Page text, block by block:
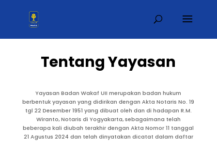
Tentang Yayasan
Yayasan Badan Wakaf UII merupakan badan hukum
berbentuk yayasan yang didirikan dengan Akta Notaris No. 19
tgl 22 Desember 1951 yang dibuat oleh dan di hadapan R.M.
Wiranto, Notaris di Yogyakarta, sebagaimana telah
beberapa kali diubah terakhir dengan Akta Nomor 11 tanggal
21 Agustus 2024 dan telah dinyatakan dicatat dalam daftar